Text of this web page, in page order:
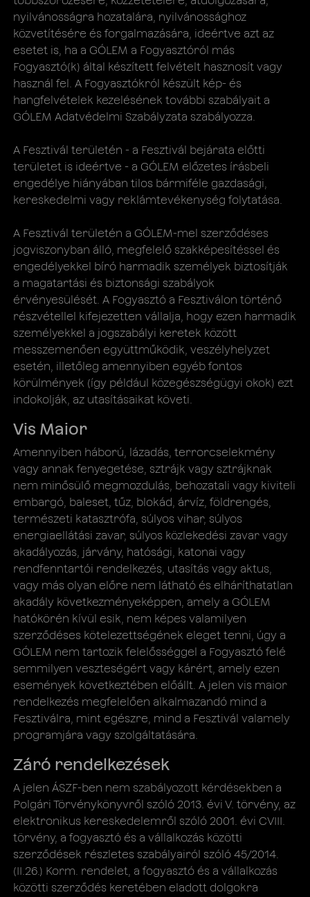
nyilvánosságra hozatalára, nyilvánossághoz
közvetítésére és forgalmazására, ideértve azt az
esetet is, ha a GÓLEM a Fogyasztóról más
Fogyasztó(k) által készített felvételt hasznosít vagy
használ fel. A Fogyasztókról készült kép- és
hangfelvételek kezelésének további szabályait a
GÓLEM Adatvédelmi Szabályzata szabályozza.
A Fesztivál területén - a Fesztivál bejárata előtti
területet is ideértve - a GÓLEM előzetes írásbeli
engedélye hiányában tilos bármiféle gazdasági,
kereskedelmi vagy reklámtevékenység folytatása.
A Fesztivál területén a GÓLEM-mel szerződéses
jogviszonyban álló, megfelelő szakképesítéssel és
engedélyekkel bíró harmadik személyek biztosítják
a magatartási és biztonsági szabályok
érvényesülését. A Fogyasztó a Fesztiválon történő
részvétellel kifejezetten vállalja, hogy ezen harmadik
személyekkel a jogszabályi keretek között
messzemenően együttműködik, veszélyhelyzet
esetén, illetőleg amennyiben egyéb fontos
körülmények (így például közegészségügyi okok) ezt
indokolják, az utasításaikat követi.
Vis Maior
Amennyiben háború, lázadás, terrorcselekmény
vagy annak fenyegetése, sztrájk vagy sztrájknak
nem minősülő megmozdulás, behozatali vagy kiviteli
embargó, baleset, tűz, blokád, árvíz, földrengés,
természeti katasztrófa, súlyos vihar, súlyos
energiaellátási zavar, súlyos közlekedési zavar vagy
akadályozás, járvány, hatósági, katonai vagy
rendfenntartói rendelkezés, utasítás vagy aktus,
vagy más olyan előre nem látható és elháríthatatlan
akadály következményeképpen, amely a GÓLEM
hatókörén kívül esik, nem képes valamilyen
szerződéses kötelezettségének eleget tenni, úgy a
GÓLEM nem tartozik felelősséggel a Fogyasztó felé
semmilyen veszteségért vagy kárért, amely ezen
események következtében előállt. A jelen ​vis maior
rendelkezés megfelelően alkalmazandó mind a
Fesztiválra, mint egészre, mind a Fesztivál valamely
programjára vagy szolgáltatására.
Záró rendelkezések
A jelen ÁSZF-ben nem szabályozott kérdésekben a
Polgári Törvénykönyvről szóló 2013. évi V. törvény, az
elektronikus kereskedelemről szóló 2001. évi CVIII.
törvény, a fogyasztó és a vállalkozás közötti
szerződések részletes szabályairól szóló 45/2014.
(II.26.) Korm. rendelet, a fogyasztó és a vállalkozás
közötti szerződés keretében eladott dolgokra